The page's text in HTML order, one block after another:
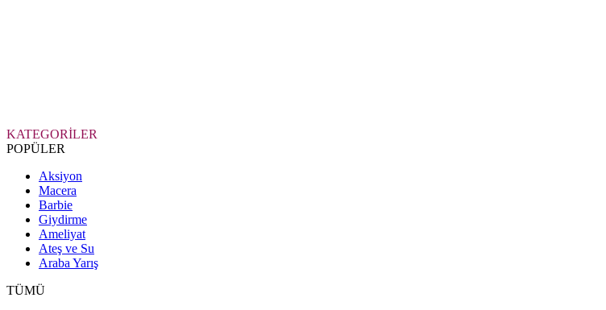
KATEGORİLER
POPÜLER
Aksiyon
Macera
Barbie
Giydirme
Ameliyat
Ateş ve Su
Araba Yarış
TÜMÜ